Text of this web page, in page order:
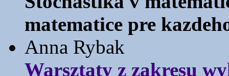
matematice pre
Anna Rybak
Warsztaty z zakresu